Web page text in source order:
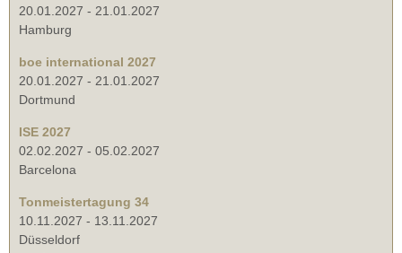
20.01.2027 - 21.01.2027
Hamburg
boe international 2027
20.01.2027 - 21.01.2027
Dortmund
ISE 2027
02.02.2027 - 05.02.2027
Barcelona
Tonmeistertagung 34
10.11.2027 - 13.11.2027
Düsseldorf